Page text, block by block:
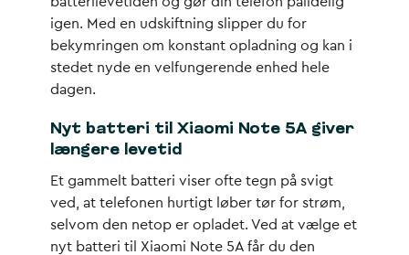
igen. Med en udskiftning slipper du for
bekymringen om konstant opladning og kan i
stedet nyde en velfungerende enhed hele
dagen.
Nyt batteri til Xiaomi Note 5A giver
længere levetid
Et gammelt batteri viser ofte tegn på svigt
ved, at telefonen hurtigt løber tør for strøm,
selvom den netop er opladet. Ved at vælge et
nyt batteri til Xiaomi Note 5A får du den